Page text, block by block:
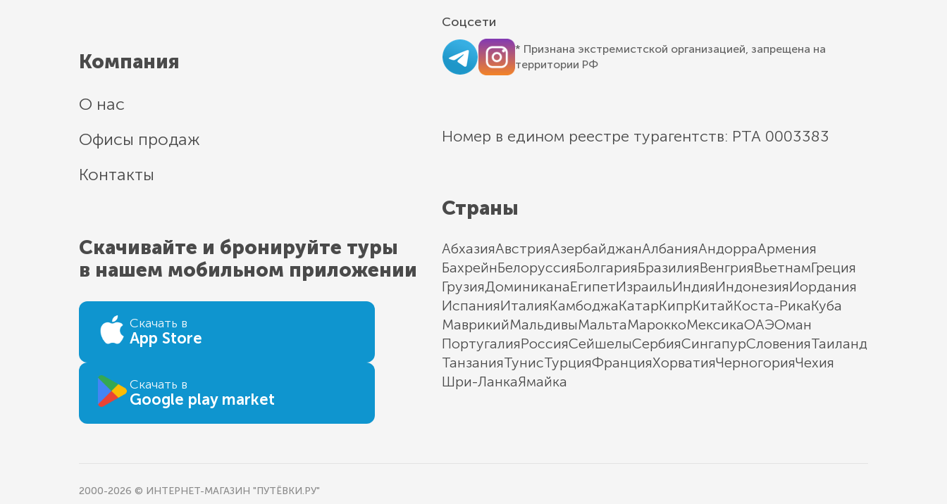
Компания
О нас
Офисы продаж
Контакты
Скачивайте и бронируйте туры
в нашем мобильном приложении
Скачать в
App Store
Скачать в
Google play market
Соцсети
* Признана экстремистской организацией, запрещена на
территории РФ
Номер в едином реестре турагентств: РТА 0003383
Страны
АбхазияАвстрияАзербайджанАлбанияАндорраАрмения
БахрейнБелоруссияБолгарияБразилияВенгрияВьетнамГреция
ГрузияДоминиканаЕгипетИзраильИндияИндонезияИордания
ИспанияИталияКамбоджаКатарКипрКитайКоста-РикаКуба
МаврикийМальдивыМальтаМароккоМексикаОАЭОман
ПортугалияРоссияСейшелыСербияСингапурСловенияТаиланд
ТанзанияТунисТурцияФранцияХорватияЧерногорияЧехия
Шри-ЛанкаЯмайка
2000-2026 © ИНТЕРНЕТ-МАГАЗИН "ПУТЁВКИ.РУ"